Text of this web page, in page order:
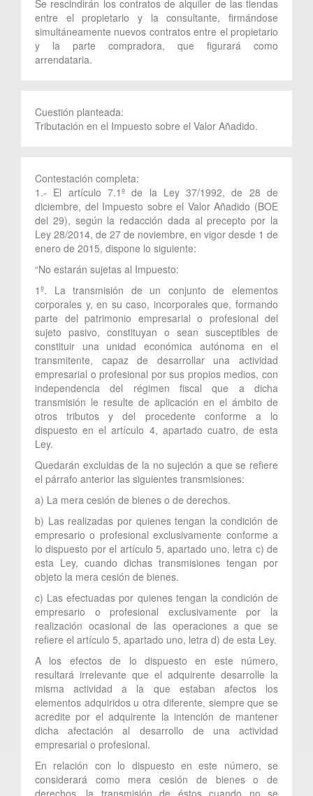
Se rescindirán los contratos de alquiler de las tiendas
entre el propietario y la consultante, firmándose
simultáneamente nuevos contratos entre el propietario
y la parte compradora, que figurará como
arrendataria.
Cuestión planteada:
Tributación en el Impuesto sobre el Valor Añadido.
Contestación completa:
1.- El artículo 7.1º de la Ley 37/1992, de 28 de
diciembre, del Impuesto sobre el Valor Añadido (BOE
del 29), según la redacción dada al precepto por la
Ley 28/2014, de 27 de noviembre, en vigor desde 1 de
enero de 2015, dispone lo siguiente:
“No estarán sujetas al Impuesto:
1º. La transmisión de un conjunto de elementos
corporales y, en su caso, incorporales que, formando
parte del patrimonio empresarial o profesional del
sujeto pasivo, constituyan o sean susceptibles de
constituir una unidad económica autónoma en el
transmitente, capaz de desarrollar una actividad
empresarial o profesional por sus propios medios, con
independencia del régimen fiscal que a dicha
transmisión le resulte de aplicación en el ámbito de
otros tributos y del procedente conforme a lo
dispuesto en el artículo 4, apartado cuatro, de esta
Ley.
Quedarán excluidas de la no sujeción a que se refiere
el párrafo anterior las siguientes transmisiones:
a) La mera cesión de bienes o de derechos.
b) Las realizadas por quienes tengan la condición de
empresario o profesional exclusivamente conforme a
lo dispuesto por el artículo 5, apartado uno, letra c) de
esta Ley, cuando dichas transmisiones tengan por
objeto la mera cesión de bienes.
c) Las efectuadas por quienes tengan la condición de
empresario o profesional exclusivamente por la
realización ocasional de las operaciones a que se
refiere el artículo 5, apartado uno, letra d) de esta Ley.
A los efectos de lo dispuesto en este número,
resultará irrelevante que el adquirente desarrolle la
misma actividad a la que estaban afectos los
elementos adquiridos u otra diferente, siempre que se
acredite por el adquirente la intención de mantener
dicha afectación al desarrollo de una actividad
empresarial o profesional.
En relación con lo dispuesto en este número, se
considerará como mera cesión de bienes o de
derechos, la transmisión de éstos cuando no se